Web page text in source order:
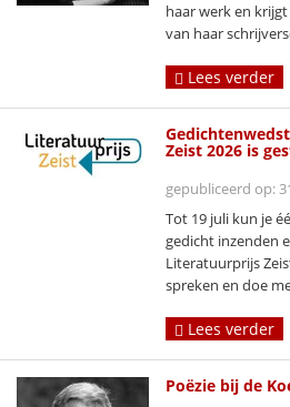
haar werk en
van haar
Lees verder
Zeist 2026 is
gepubliceerd op:
Tot 19 juli kun je
gedicht inzenden
Literatuurprijs
spreken en doe
Lees verder
Poëzie bij de